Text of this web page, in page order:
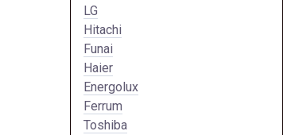
LG
Hitachi
Funai
Haier
Energolux
Ferrum
Toshiba